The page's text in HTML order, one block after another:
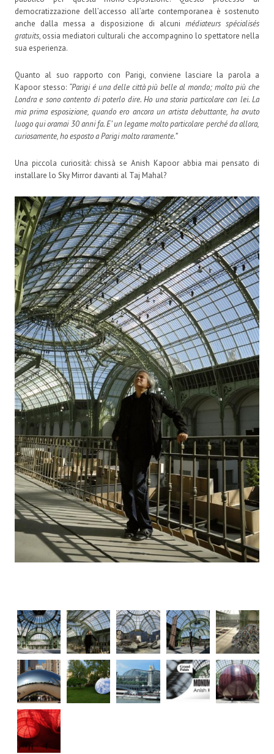
democratizzazione dell’accesso all’arte contemporanea è sostenuto
anche dalla messa a disposizione di alcuni médiateurs spécialisés
gratuits, ossia mediatori culturali che accompagnino lo spettatore nella
sua esperienza.
Quanto al suo rapporto con Parigi, conviene lasciare la parola a
Kapoor stesso: “Parigi é una delle città più belle al mondo; molto più che
Londra e sono contento di poterlo dire. Ho una storia particolare con lei. La
mia prima esposizione, quando ero ancora un artista debuttante, ha avuto
luogo qui oramai 30 anni fa. E’ un legame molto particolare perché da allora,
curiosamente, ho esposto a Parigi molto raramente.”
Una piccola curiosità: chissà se Anish Kapoor abbia mai pensato di
installare lo Sky Mirror davanti al Taj Mahal?